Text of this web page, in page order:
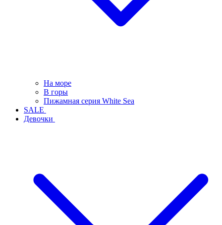
На море
В горы
Пижамная серия White Sea
SALE
Девочки